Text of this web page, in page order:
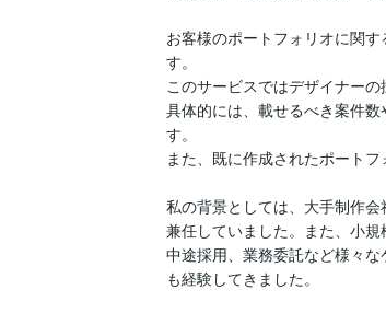
お客様のポートフォリオに関
す。
このサービスではデザイナー
具体的には、載せるべき案件
す。
また、既に作成されたポート
私の背景としては、大手制作
兼任していました。また、小
中途採用、業務委託など様々
も経験してきました。